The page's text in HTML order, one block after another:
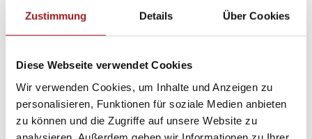
Zustimmung Details Über Cookies
Diese Webseite verwendet Cookies
Wir verwenden Cookies, um Inhalte und Anzeigen zu
personalisieren, Funktionen für soziale Medien anbieten
zu können und die Zugriffe auf unsere Website zu
zwei voneinander unabhängige integrierte,
direktes oder Ambientelicht, Sie haben die Wahl.
Weitere hochwertige Features runden die K55 ab:
Das optionale Volant-Rollo gewährleistet
Privatsphäre und Blendschutz, während der